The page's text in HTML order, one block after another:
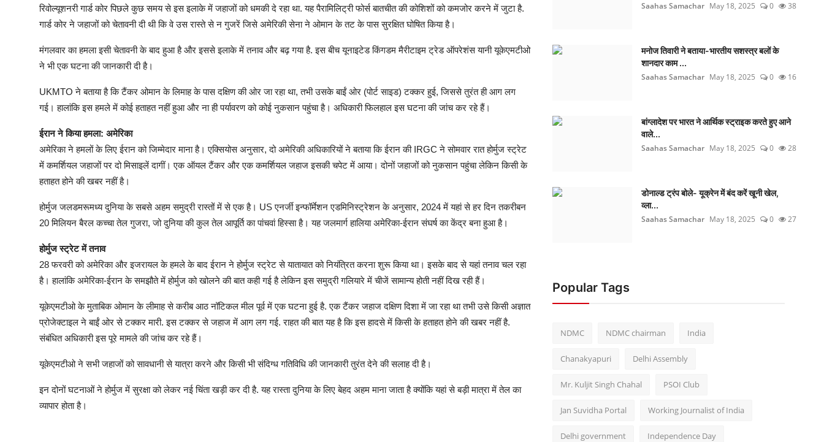
रिवोल्यूशनरी गार्ड कोर पिछले कुछ समय से इस इलाके में जहाजों को धमकी दे रहा था. यह पैरामिलिट्री फोर्स बातचीत की कोशिशों को कमजोर करने में जुटा है.
गार्ड कोर ने जहाजों को चेतावनी दी थी कि वे उस रास्ते से न गुजरें जिसे अमेरिकी सेना ने ओमान के तट के पास सुरक्षित घोषित किया है।
मंगलवार का हमला इसी चेतावनी के बाद हुआ है और इससे इलाके में तनाव और बढ़ गया है. इस बीच यूनाइटेड किंगडम मैरीटाइम ट्रेड ऑपरेशंस यानी यूकेएमटीओ
ने भी एक घटना की जानकारी दी है।
UKMTO ने बताया है कि टैंकर ओमान के लिमाह के पास दक्षिण की ओर जा रहा था, तभी उसके बाईं ओर (पोर्ट साइड) टक्कर हुई, जिससे तुरंत ही आग लग
गई। हालांकि इस हमले में कोई हताहत नहीं हुआ और ना ही पर्यावरण को कोई नुकसान पहुंचा है। अधिकारी फिलहाल इस घटना की जांच कर रहे हैं।
ईरान ने किया हमला: अमेरिका
अमेरिका ने हमलों के लिए ईरान को जिम्मेदार माना है। एक्सियोस अनुसार, दो अमेरिकी अधिकारियों ने बताया कि ईरान की IRGC ने सोमवार रात होर्मुज स्ट्रेट
में कमर्शियल जहाजों पर दो मिसाइलें दागीं। एक ऑयल टैंकर और एक कमर्शियल जहाज इसकी चपेट में आया। दोनों जहाजों को नुकसान पहुंचा लेकिन किसी के
हताहत होने की खबर नहीं है।
होर्मुज जलडमरूमध्य दुनिया के सबसे अहम समुद्री रास्तों में से एक है। US एनर्जी इन्फॉर्मेशन एडमिनिस्ट्रेशन के अनुसार, 2024 में यहां से हर दिन तकरीबन
20 मिलियन बैरल कच्चा तेल गुजरा, जो दुनिया की कुल तेल आपूर्ति का पांचवां हिस्सा है। यह जलमार्ग हालिया अमेरिका-ईरान संघर्ष का केंद्र बना हुआ है।
होर्मुज स्ट्रेट में तनाव
28 फरवरी को अमेरिका और इजरायल के हमले के बाद ईरान ने होर्मुज स्ट्रेट से यातायात को नियंत्रित करना शुरू किया था। इसके बाद से यहां तनाव चल रहा
है। हालांकि अमेरिका-ईरान के समझौते में होर्मुज को खोलने की बात कही गई है लेकिन इस समुद्री गलियारे में चीजें सामान्य होती नहीं दिख रही हैं।
यूकेएमटीओ के मुताबिक ओमान के लीमाह से करीब आठ नॉटिकल मील पूर्व में एक घटना हुई है. एक टैंकर जहाज दक्षिण दिशा में जा रहा था तभी उसे किसी अज्ञात
प्रोजेक्टाइल ने बाईं ओर से टक्कर मारी. इस टक्कर से जहाज में आग लग गई. राहत की बात यह है कि इस हादसे में किसी के हताहत होने की खबर नहीं है.
संबंधित अधिकारी इस पूरे मामले की जांच कर रहे हैं।
यूकेएमटीओ ने सभी जहाजों को सावधानी से यात्रा करने और किसी भी संदिग्ध गतिविधि की जानकारी तुरंत देने की सलाह दी है।
इन दोनों घटनाओं ने होर्मुज में सुरक्षा को लेकर नई चिंता खड़ी कर दी है. यह रास्ता दुनिया के लिए बेहद अहम माना जाता है क्योंकि यहां से बड़ी मात्रा में तेल का
व्यापार होता है।
Saahas Samachar May 18, 2025 0 38
मनोज तिवारी ने बताया-भारतीय सशस्त्र बलों के
शानदार काम ...
Saahas Samachar May 18, 2025 0 16
बांग्लादेश पर भारत ने आर्थिक स्ट्राइक करते हुए आने
वाले...
Saahas Samachar May 18, 2025 0 28
डोनाल्ड ट्रंप बोले- यूक्रेन में बंद करें खूनी खेल,
व्ला...
Saahas Samachar May 18, 2025 0 27
Popular Tags
NDMC NDMC chairman India
Chanakyapuri Delhi Assembly
Mr. Kuljit Singh Chahal PSOI Club
Jan Suvidha Portal Working Journalist of India
Delhi government Independence Day